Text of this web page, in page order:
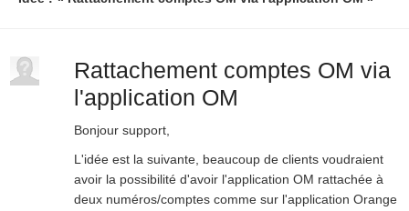
Rattachement comptes OM via
l'application OM
Bonjour support,
L'idée est la suivante, beaucoup de clients voudraient
avoir la possibilité d'avoir l'application OM rattachée à
deux numéros/comptes comme sur l'application Orange